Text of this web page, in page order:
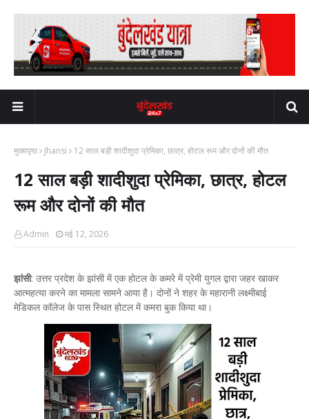
मुख्यपृष्ठ Jhansi 12 साल बड़ी शादीशुदा प्रेमिका, छात्र, होटल रूम और दोनों की मौत
12 साल बड़ी शादीशुदा प्रेमिका, छात्र, होटल
रूम और दोनों की मौत
Admin मई 12, 2026
झांसी: उत्तर प्रदेश के झांसी में एक होटल के कमरे में प्रेमी युगल द्वारा जहर खाकर
आत्महत्या करने का मामला सामने आया है। दोनों ने शहर के महारानी लक्ष्मीबाई
मेडिकल कॉलेज के पास स्थित होटल में कमरा बुक किया था।